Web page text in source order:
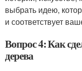
выбрать идею,
и соответствует
Вопрос 4: Как
дерева